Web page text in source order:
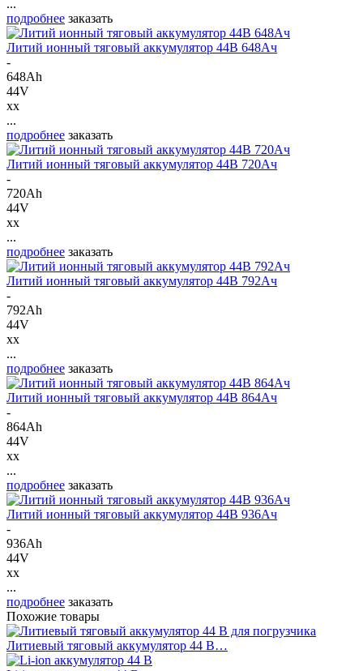
...
подробнее заказать
Литий ионный тяговый аккумулятор 44В 648Ач
-
648Ah
44V
xx
...
подробнее заказать
Литий ионный тяговый аккумулятор 44В 720Ач
-
720Ah
44V
xx
...
подробнее заказать
Литий ионный тяговый аккумулятор 44В 792Ач
-
792Ah
44V
xx
...
подробнее заказать
Литий ионный тяговый аккумулятор 44В 864Ач
-
864Ah
44V
xx
...
подробнее заказать
Литий ионный тяговый аккумулятор 44В 936Ач
-
936Ah
44V
xx
...
подробнее заказать
Похожие товары
Литиевый тяговый аккумулятор 44 В…